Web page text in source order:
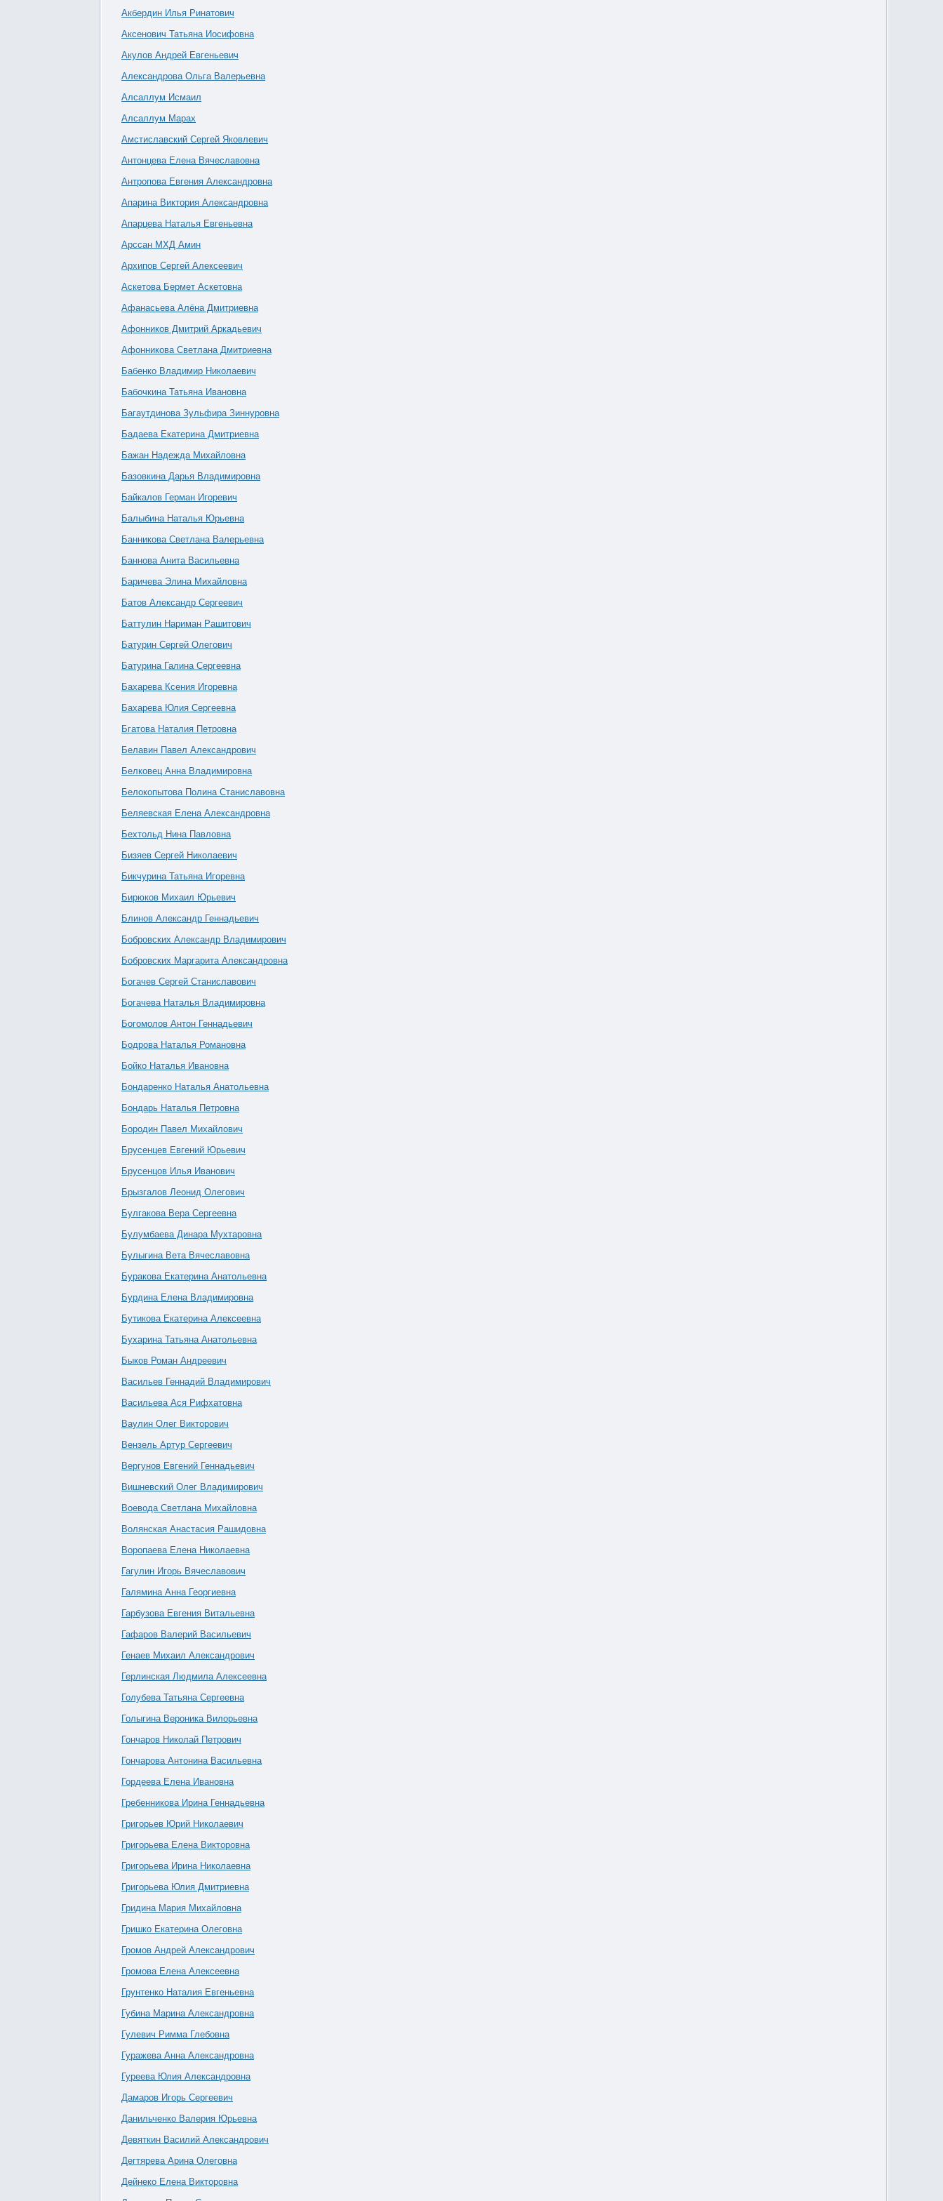
Акбердин Илья Ринатович
Аксенович Татьяна Иосифовна
Акулов Андрей Евгеньевич
Александрова Ольга Валерьевна
Алсаллум Исмаил
Алсаллум Марах
Амстиславский Сергей Яковлевич
Антонцева Елена Вячеславовна
Антропова Евгения Александровна
Апарина Виктория Александровна
Апарцева Наталья Евгеньевна
Арссан МХД Амин
Архипов Сергей Алексеевич
Аскетова Бермет Аскетовна
Афанасьева Алёна Дмитриевна
Афонников Дмитрий Аркадьевич
Афонникова Светлана Дмитриевна
Бабенко Владимир Николаевич
Бабочкина Татьяна Ивановна
Багаутдинова Зульфира Зиннуровна
Бадаева Екатерина Дмитриевна
Бажан Надежда Михайловна
Базовкина Дарья Владимировна
Байкалов Герман Игоревич
Балыбина Наталья Юрьевна
Банникова Светлана Валерьевна
Баннова Анита Васильевна
Баричева Элина Михайловна
Батов Александр Сергеевич
Баттулин Нариман Рашитович
Батурин Сергей Олегович
Батурина Галина Сергеевна
Бахарева Ксения Игоревна
Бахарева Юлия Сергеевна
Бгатова Наталия Петровна
Белавин Павел Александрович
Белковец Анна Владимировна
Белокопытова Полина Станиславовна
Беляевская Елена Александровна
Бехтольд Нина Павловна
Бизяев Сергей Николаевич
Бикчурина Татьяна Игоревна
Бирюков Михаил Юрьевич
Блинов Александр Геннадьевич
Бобровских Александр Владимирович
Бобровских Маргарита Александровна
Богачев Сергей Станиславович
Богачева Наталья Владимировна
Богомолов Антон Геннадьевич
Бодрова Наталья Романовна
Бойко Наталья Ивановна
Бондаренко Наталья Анатольевна
Бондарь Наталья Петровна
Бородин Павел Михайлович
Брусенцев Евгений Юрьевич
Брусенцов Илья Иванович
Брызгалов Леонид Олегович
Булгакова Вера Сергеевна
Булумбаева Динара Мухтаровна
Булыгина Вета Вячеславовна
Буракова Екатерина Анатольевна
Бурдина Елена Владимировна
Бутикова Екатерина Алексеевна
Бухарина Татьяна Анатольевна
Быков Роман Андреевич
Васильев Геннадий Владимирович
Васильева Ася Рифхатовна
Ваулин Олег Викторович
Вензель Артур Сергеевич
Вергунов Евгений Геннадьевич
Вишневский Олег Владимирович
Воевода Светлана Михайловна
Волянская Анастасия Рашидовна
Воропаева Елена Николаевна
Гагулин Игорь Вячеславович
Галямина Анна Георгиевна
Гарбузова Евгения Витальевна
Гафаров Валерий Васильевич
Генаев Михаил Александрович
Герлинская Людмила Алексеевна
Голубева Татьяна Сергеевна
Голыгина Вероника Вилорьевна
Гончаров Николай Петрович
Гончарова Антонина Васильевна
Гордеева Елена Ивановна
Гребенникова Ирина Геннадьевна
Григорьев Юрий Николаевич
Григорьева Елена Викторовна
Григорьева Ирина Николаевна
Григорьева Юлия Дмитриевна
Гридина Мария Михайловна
Гришко Екатерина Олеговна
Громов Андрей Александрович
Громова Елена Алексеевна
Грунтенко Наталия Евгеньевна
Губина Марина Александровна
Гулевич Римма Глебовна
Гуражева Анна Александровна
Гуреева Юлия Александровна
Дамаров Игорь Сергеевич
Данильченко Валерия Юрьевна
Девяткин Василий Александрович
Дегтярева Арина Олеговна
Дейнеко Елена Викторовна